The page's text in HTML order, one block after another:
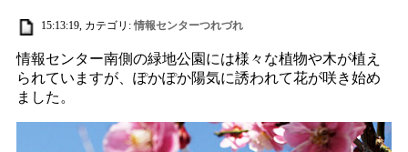
15:13:19, カテゴリ:情報センターつれづれ
情報センター南側の緑地公園には様々な植物や木が植え
られていますが、ぽかぽか陽気に誘われて花が咲き始め
ました。